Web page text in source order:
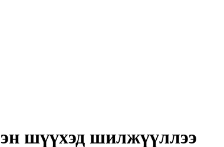
шүүхэд шилжүүллээ